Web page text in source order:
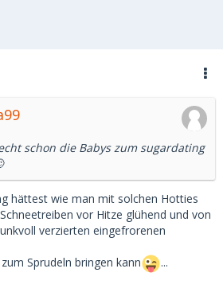
schon die Babys zum sugardating
hättest wie man mit solchen Hotties
vor Hitze glühend und von
verzierten eingefrorenen
Sprudeln bringen kann
...